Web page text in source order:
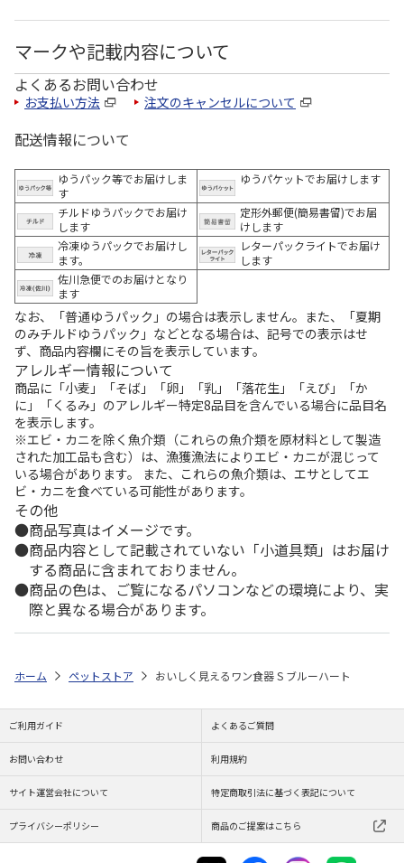
マークや記載内容について
よくあるお問い合わせ
お支払い方法 注文のキャンセルについて
配送情報について
ゆうパック等でお届けしま
す
ゆうパケットでお届けします
チルドゆうパックでお届け
します
定形外郵便(簡易書留)でお届
けします
冷凍ゆうパックでお届けし
ます。
レターパックライトでお届け
します
佐川急便でのお届けとなり
ます
なお、「普通ゆうパック」の場合は表示しません。また、「夏期
のみチルドゆうパック」などとなる場合は、記号での表示はせ
ず、商品内容欄にその旨を表示しています。
アレルギー情報について
商品に「小麦」「そば」「卵」「乳」「落花生」「えび」「か
に」「くるみ」のアレルギー特定8品目を含んでいる場合に品目名
を表示します。
※エビ・カニを除く魚介類（これらの魚介類を原材料として製造
された加工品も含む）は、漁獲漁法によりエビ・カニが混じって
いる場合があります。 また、これらの魚介類は、エサとしてエ
ビ・カニを食べている可能性があります。
その他
商品写真はイメージです。
商品内容として記載されていない「小道具類」はお届け
する商品に含まれておりません。
商品の色は、ご覧になるパソコンなどの環境により、実
際と異なる場合があります。
ホーム ペットストア おいしく見えるワン食器 S ブルーハート
ご利用ガイド よくあるご質問
お問い合わせ 利用規約
サイト運営会社について 特定商取引法に基づく表記について
プライバシーポリシー 商品のご提案はこちら